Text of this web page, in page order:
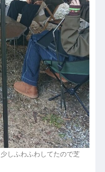
しふわふわしてたので芝